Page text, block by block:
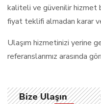
kaliteli ve güvenilir hizmet
fiyat teklifi almadan karar
Ulaşım hizmetinizi yerine
referanslarımız arasında
Bize Ulaşın